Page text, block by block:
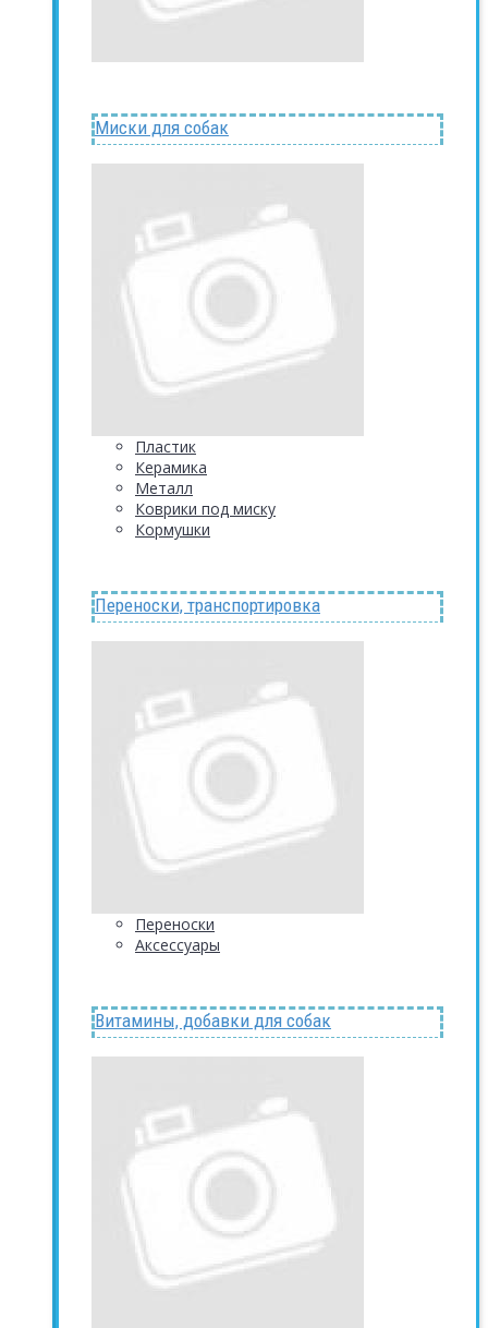
Миски для собак
Пластик
Керамика
Металл
Коврики под миску
Кормушки
Переноски, транспортировка
Переноски
Аксессуары
Витамины, добавки для собак